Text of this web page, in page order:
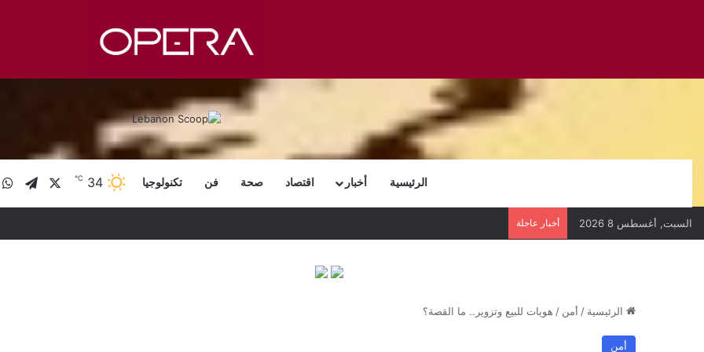
الرئيسية أخبار اقتصاد صحة فن تكنولوجيا 34
℃
السبت, أغسطس 8 2026 أخبار عاجلة
الرئيسية / أمن / هويات للبيع وتزوير.. ما القصة؟
أمن